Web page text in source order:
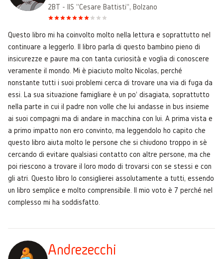
2BT - IIS "Cesare Battisti", Bolzano
Questo libro mi ha coinvolto molto nella lettura e soprattutto nel
continuare a leggerlo. Il libro parla di questo bambino pieno di
insicurezze e paure ma con tanta curiosità e voglia di conoscere
veramente il mondo. Mi è piaciuto molto Nicolas, perché
nonstante tutti i suoi problemi cerca di trovare una via di fuga da
essi. La sua situazione famigliare è un po' disagiata, soprattutto
nella parte in cui il padre non volle che lui andasse in bus insieme
ai suoi compagni ma di andare in macchina con lui. A prima vista e
a primo impatto non ero convinto, ma leggendolo ho capito che
questo libro aiuta molto le persone che si chiudono troppo in sè
cercando di evitare qualsiasi contatto con altre persone, ma che
poi riescono a trovare il loro modo di trovarsi con se stessi e con
gli atri. Questo libro lo consiglierei assolutamente a tutti, essendo
un libro semplice e molto comprensibile. Il mio voto è 7 perché nel
complesso mi ha soddisfatto.
Andrezecchi